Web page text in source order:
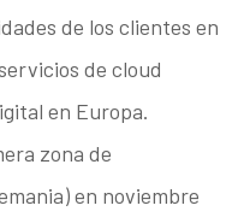
de los clientes en
de cloud
en Europa.
zona de
en noviembre